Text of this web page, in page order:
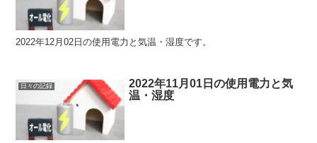
2022年12月02日の使用電力と気温・湿度です。
日々の記録
2022年11月01日の使用電力と気
温・湿度